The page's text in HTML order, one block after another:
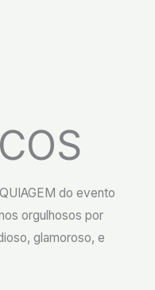
do evento
orgulhosos por
glamoroso, e